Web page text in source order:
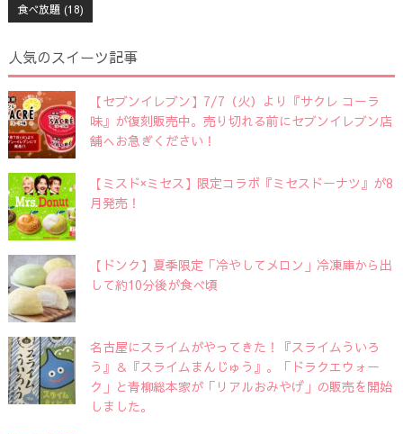
食べ放題(18)
人気のスイーツ記事
【セブンイレブン】7/7（火）より『サクレ コーラ
味』が復刻販売中。売り切れる前にセブンイレブン店
舗へお急ぎください！
【ミスド×ミセス】限定コラボ『ミセスドーナツ』が8
月発売！
【ドンク】夏季限定「冷やしてメロン」冷凍庫から出
して約10分後が食べ頃
名古屋にスライムがやってきた！『スライムういろ
う』＆『スライムまんじゅう』。「ドラクエウォー
ク」と青柳総本家が「リアルおみやげ」の販売を開始
しました。